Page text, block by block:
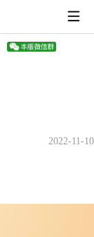
2022-11-10